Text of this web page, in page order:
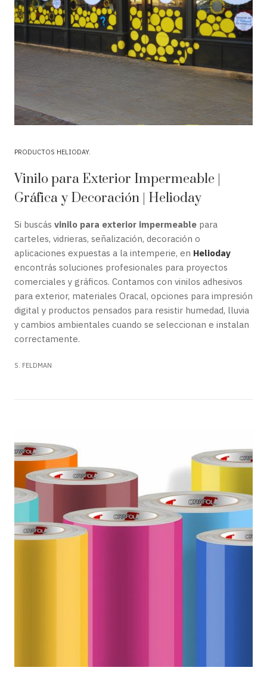
PRODUCTOS HELIODAY
Vinilo para Exterior Impermeable |
Gráfica y Decoración | Helioday
Si buscás vinilo para exterior impermeable para
carteles, vidrieras, señalización, decoración o
aplicaciones expuestas a la intemperie, en Helioday
encontrás soluciones profesionales para proyectos
comerciales y gráficos. Contamos con vinilos adhesivos
para exterior, materiales Oracal, opciones para impresión
digital y productos pensados para resistir humedad, lluvia
y cambios ambientales cuando se seleccionan e instalan
correctamente.
S. FELDMAN